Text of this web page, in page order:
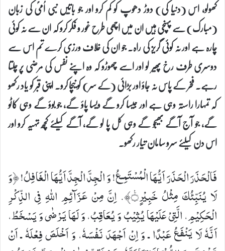
کھولو، اس (دنیا کی) دوڑ دھوپ کو کم کرو اور جو باتیں نبی اُمیؐ کی زبان
(مبارک) سے پہنچی ہیں ان میں اچھی طرح غور و فکر کرو کہ ان سے نہ کوئی
چارہ ہے اور نہ کوئی گریز کی راہ۔ جو ان کی خلاف ورزی کرے تم اس سے
دوسری طرف رخ پھیر لو اور اسے چھوڑو کہ وہ اپنے نفس کی مرضی پر چلتا
رہے۔ فخر کے پاس نہ جاؤ اور بڑائی (کے سر) کو نیچا کرو۔ اپنی قبر کو یاد رکھو
کہ تمہارا راستہ وہی ہے اور جیسا کرو گے ویسا پاؤ گے، جو بوؤ گے وہی کاٹو
گے، جو آج آگے بھیجو گے وہی کل پا لو گے، آگے کیلئے کچھ تہیہ کرو اور
اس دن کیلئے سرو سامان تیار رکھو۔
فَالْحَذَرَ الْحَذَرَ اَیُّهَا الْمُسْتَمِـعُ! وَ الْجِدَّ الْجِدَّ اَیُّهَا الْغَافِلُ! ﴿وَ
لَا یُنَبِّئُكَ مِثْلُ خَبِیْرٍ۠۝﴾. اِنَّ مِنْ عَزَآئِمِ اللهِ فِی الذِّكْرِ
الْحَكِیْمِ، الَّتِیْ عَلَیْهَا یُثِیْبُ وَ یُعَاقِبُ، وَ لَهَا یَرْضٰی وَ یَسْخَطُ،
اَنَّهٗ لَا یَنْفَعُ عَبْدًا ـ وَ اِنْ اَجْهَدَ نَفْسَهٗ، وَ اَخْلَصَ فِعْلَهٗ ـ اَنْ